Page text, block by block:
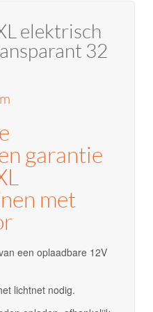
elektrisch
32
garantie
met
een oplaadbare 12V
lichtnet nodig.